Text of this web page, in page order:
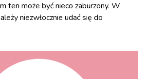
ten może być nieco zaburzony. W
niezwłocznie udać się do